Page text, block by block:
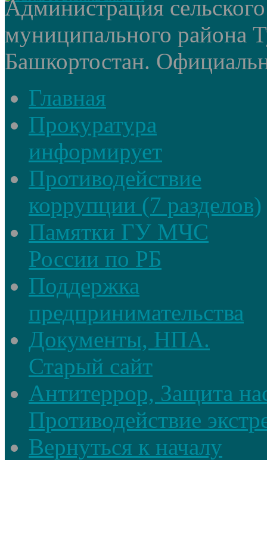
Администрация
муниципального района
Башкортостан.
Главная
Прокуратура
информирует
Противодействие
коррупции (7 разделов)
Памятки ГУ МЧС
России по РБ
Поддержка
предпринимательства
Документы, НПА.
Старый сайт
Антитеррор, Защита
Противодействие
Вернуться к началу